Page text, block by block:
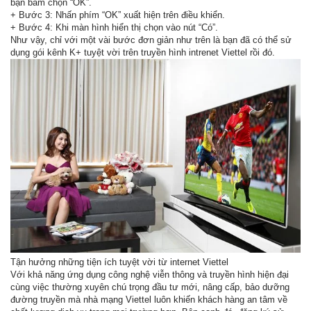
bạn bấm chọn “OK”.
+ Bước 3: Nhấn phím “OK” xuất hiện trên điều khiển.
+ Bước 4: Khi màn hình hiển thị chọn vào nút “Có”.
Như vậy, chỉ với một vài bước đơn giản như trên là bạn đã có thể sử
dụng gói kênh K+ tuyệt vời trên truyền hình intrenet Viettel rồi đó.
Tận hưởng những tiện ích tuyệt vời từ internet Viettel
Với khả năng ứng dụng công nghệ viễn thông và truyền hình hiện đại
cùng việc thường xuyên chú trọng đầu tư mới, nâng cấp, bảo dưỡng
đường truyền mà nhà mạng Viettel luôn khiến khách hàng an tâm về